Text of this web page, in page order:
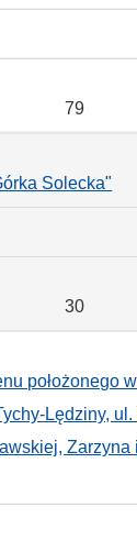
79
Solecka"
30
położonego
Lędziny,
Zarzyna